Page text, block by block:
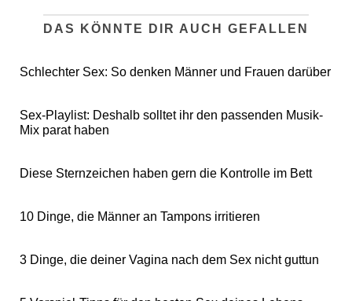
DAS KÖNNTE DIR AUCH GEFALLEN
Schlechter Sex: So denken Männer und Frauen darüber
Sex-Playlist: Deshalb solltet ihr den passenden Musik-
Mix parat haben
Diese Sternzeichen haben gern die Kontrolle im Bett
10 Dinge, die Männer an Tampons irritieren
3 Dinge, die deiner Vagina nach dem Sex nicht guttun